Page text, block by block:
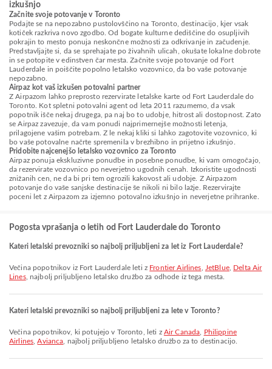
izkušnjo
Začnite svoje potovanje v Toronto
Podajte se na nepozabno pustolovščino na Toronto, destinacijo, kjer vsak
kotiček razkriva novo zgodbo. Od bogate kulturne dediščine do osupljivih
pokrajin to mesto ponuja neskončne možnosti za odkrivanje in začudenje.
Predstavljajte si, da se sprehajate po živahnih ulicah, okušate lokalne dobrote
in se potopite v edinstven čar mesta. Začnite svoje potovanje od Fort
Lauderdale in poiščite popolno letalsko vozovnico, da bo vaše potovanje
nepozabno.
Airpaz kot vaš izkušen potovalni partner
Z Airpazom lahko preprosto rezervirate letalske karte od Fort Lauderdale do
Toronto. Kot spletni potovalni agent od leta 2011 razumemo, da vsak
popotnik išče nekaj drugega, pa naj bo to udobje, hitrost ali dostopnost. Zato
se Airpaz zavezuje, da vam ponudi najprimernejše možnosti letenja,
prilagojene vašim potrebam. Z le nekaj kliki si lahko zagotovite vozovnico, ki
bo vaše potovalne načrte spremenila v brezhibno in prijetno izkušnjo.
Pridobite najcenejšo letalsko vozovnico za Toronto
Airpaz ponuja ekskluzivne ponudbe in posebne ponudbe, ki vam omogočajo,
da rezervirate vozovnico po neverjetno ugodnih cenah. Izkoristite ugodnosti
znižanih cen, ne da bi pri tem ogrozili kakovost ali udobje. Z Airpazom
potovanje do vaše sanjske destinacije še nikoli ni bilo lažje. Rezervirajte
poceni let z Airpazom za izjemno potovalno izkušnjo in neverjetne prihranke.
Pogosta vprašanja o letih od Fort Lauderdale do Toronto
Kateri letalski prevozniki so najbolj priljubljeni za let iz Fort Lauderdale?
Večina popotnikov iz Fort Lauderdale leti z Frontier Airlines JetBlue, Delta Air
Lines, najbolj priljubljeno letalsko družbo za odhode iz tega mesta.
Kateri letalski prevozniki so najbolj priljubljeni za lete v Toronto?
Večina popotnikov, ki potujejo v Toronto, leti z Air Canada
Philippine
Airlines ,Avianca , najbolj priljubljeno letalsko družbo za to destinacijo.